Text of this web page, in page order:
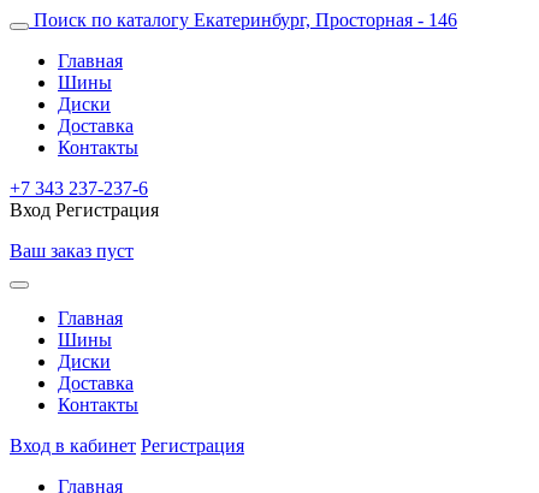
Поиск по каталогу Екатеринбург, Просторная - 146
Главная
Шины
Диски
Доставка
Контакты
+7 343 237-237-6
Вход Регистрация
Ваш заказ пуст
Главная
Шины
Диски
Доставка
Контакты
Вход в кабинет Регистрация
Главная